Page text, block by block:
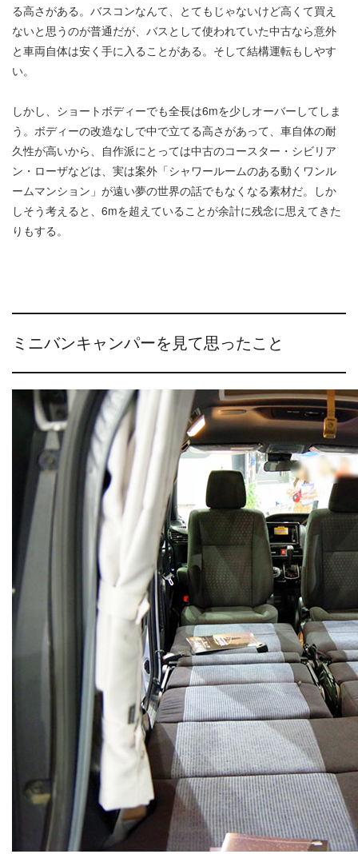
る高さがある。バスコンなんて、とてもじゃないけど高くて買え
ないと思うのが普通だが、バスとして使われていた中古なら意外
と車両自体は安く手に入ることがある。そして結構運転もしやす
い。
しかし、ショートボディーでも全長は6mを少しオーバーしてしま
う。ボディーの改造なしで中で立てる高さがあって、車自体の耐
久性が高いから、自作派にとっては中古のコースター・シビリア
ン・ローザなどは、実は案外「シャワールームのある動くワンル
ームマンション」が遠い夢の世界の話でもなくなる素材だ。しか
しそう考えると、6mを超えていることが余計に残念に思えてきた
りもする。
ミニバンキャンパーを見て思ったこと